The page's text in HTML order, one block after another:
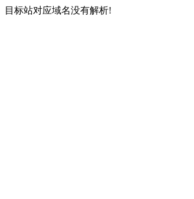
目标站对应域名没有解析!